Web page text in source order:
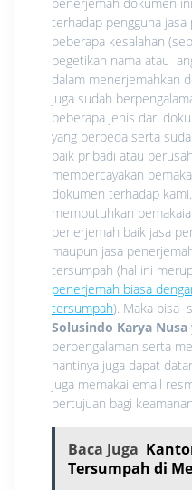
terhadap pengguna
beberapa kesalahan
pegetikan nama atau
dalam menerjemahkan
juga sudah
beberapa jenis dari
yang berbeda serta
baik pribadi atau
mempercayakan
dokumen terhadap
membutuhkan
penerjemah baik jasa
maupun jasa
tersumpah (hal ini
penerjemah biasa
tersumpah). Maka bisa
Solusindo Karya Nusa
berpengalaman serta
nantinya juga dapat
juga memakai email
bertujuan bagi
Baca Juga
Tersumpah di